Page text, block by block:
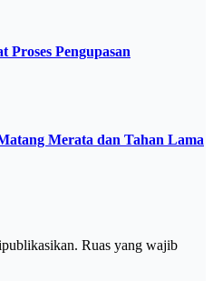
Proses Pengupasan
Merata dan Tahan Lama
Ruas yang wajib